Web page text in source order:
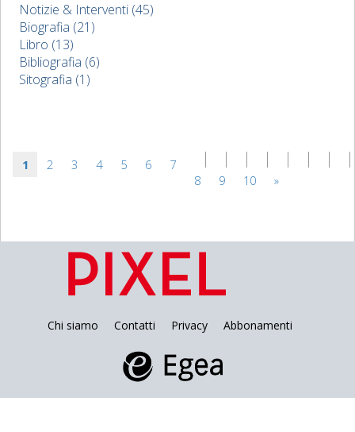
Notizie & Interventi (45)
Biografia (21)
Libro (13)
Bibliografia (6)
Sitografia (1)
1 2 3 4 5 6
7
8
9 10 »
Chi siamo Contatti Privacy Abbonamenti